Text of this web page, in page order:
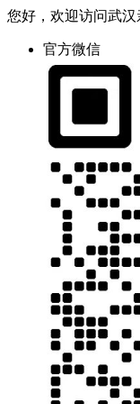
您好，欢迎访问武汉
官方微信